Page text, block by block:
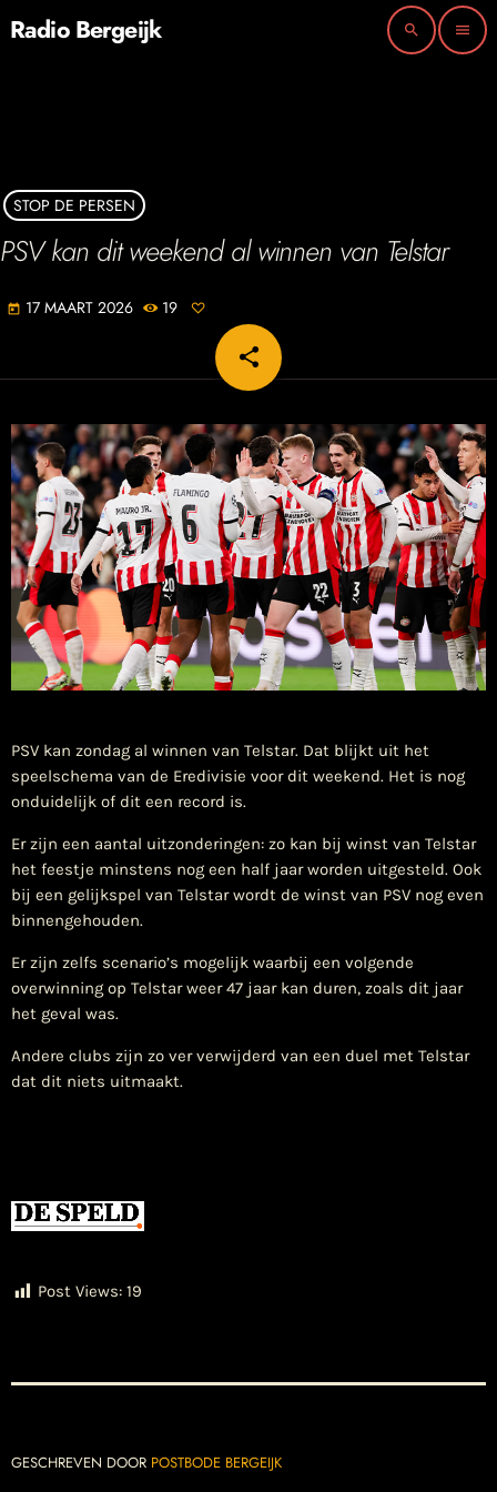
Radio Bergeijk search menu
STOP DE PERSEN
PSV kan dit weekend al winnen van Telstar
today 17 MAART 2026 19
share
email
​PSV kan zondag al winnen van Telstar. Dat blijkt uit het
speelschema van de Eredivisie voor dit weekend. Het is nog
onduidelijk of dit een record is.
Er zijn een aantal uitzonderingen: zo kan bij winst van Telstar
het feestje minstens nog een half jaar worden uitgesteld. Ook
bij een gelijkspel van Telstar wordt de winst van PSV nog even
binnengehouden.
Er zijn zelfs scenario’s mogelijk waarbij een volgende
overwinning op Telstar weer 47 jaar kan duren, zoals dit jaar
het geval was.
Andere clubs zijn zo ver verwijderd van een duel met Telstar
dat dit niets uitmaakt.
Post Views: 19
GESCHREVEN DOOR POSTBODE BERGEIJK